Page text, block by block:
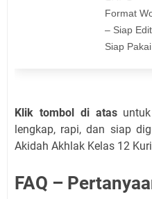
Format
– Siap
Siap Pakai
Klik tombol di atasuntuk
lengkap, rapi, dan siap
Akidah Akhlak Kelas 12
FAQ –